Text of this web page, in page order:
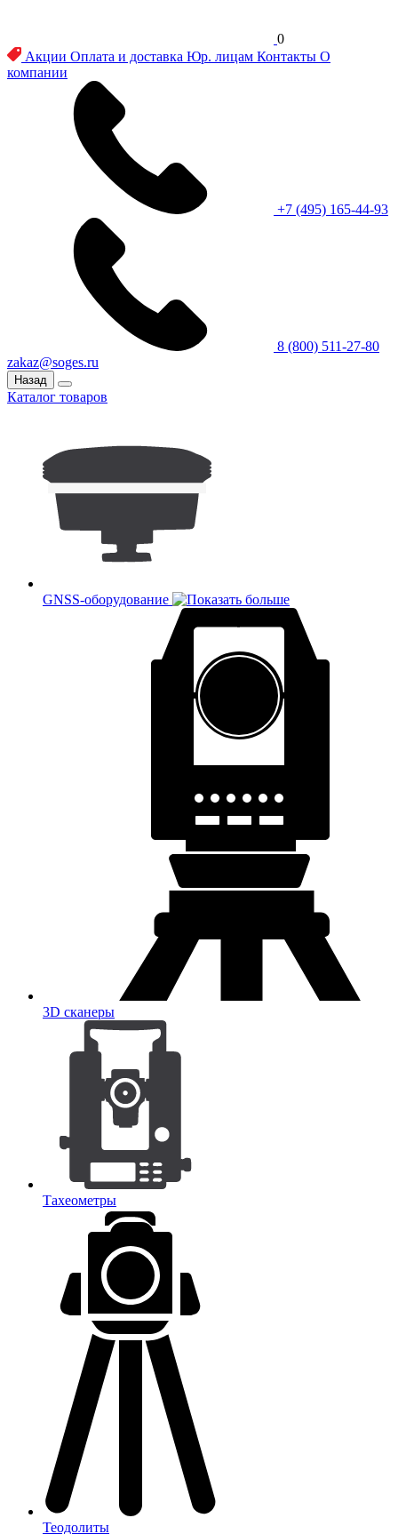
0
Акции Оплата и доставка Юр. лицам Контакты О
компании
+7 (495) 165-44-93
8 (800) 511-27-80
zakaz@soges.ru
Назад
Каталог товаров
GNSS-оборудование
3D сканеры
Тахеометры
Теодолиты